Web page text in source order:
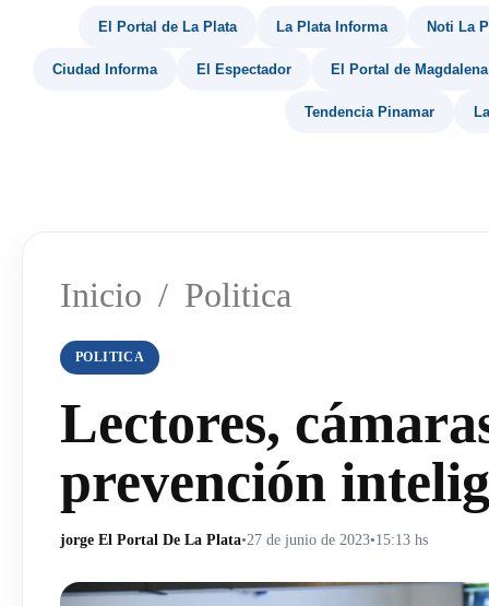
El Portal de La Plata La Plata Informa Noti La
Ciudad Informa El Espectador El Portal de Magdalena
Tendencia Pinamar
Inicio / Politica
POLITICA
Lectores,
prevención
jorge El Portal De La Plata•27 de junio de 2023•15:13 hs